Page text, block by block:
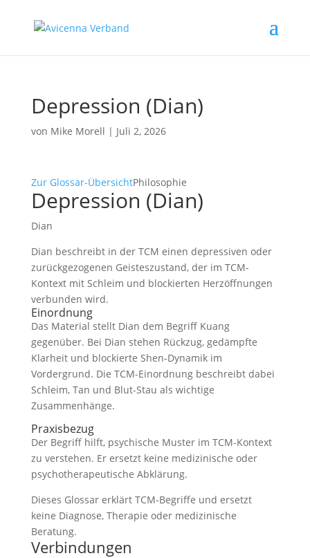
Depression (Dian)
von Mike Morell | Juli 2, 2026
Zur Glossar-ÜbersichtPhilosophie
Depression (Dian)
Dian
Dian beschreibt in der TCM einen depressiven oder
zurückgezogenen Geisteszustand, der im TCM-
Kontext mit Schleim und blockierten Herzöffnungen
verbunden wird.
Einordnung
Das Material stellt Dian dem Begriff Kuang
gegenüber. Bei Dian stehen Rückzug, gedämpfte
Klarheit und blockierte Shen-Dynamik im
Vordergrund. Die TCM-Einordnung beschreibt dabei
Schleim, Tan und Blut-Stau als wichtige
Zusammenhänge.
Praxisbezug
Der Begriff hilft, psychische Muster im TCM-Kontext
zu verstehen. Er ersetzt keine medizinische oder
psychotherapeutische Abklärung.
Dieses Glossar erklärt TCM-Begriffe und ersetzt
keine Diagnose, Therapie oder medizinische
Beratung.
Verbindungen